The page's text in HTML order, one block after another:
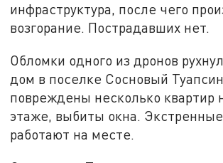
инфраструктура, после чего
возгорание. Пострадавших нет.
Обломки одного из дронов
дом в поселке Сосновый
повреждены несколько квартир
этаже, выбиты окна.
работают на месте.